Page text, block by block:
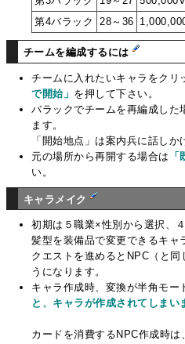
第4バラック
28～36
チームを編成するには
チームに入れたいキャラをクリ
で開始」 を押して下さい。
バラックでチームを再編成した
ます。
「開始地点」は案内兵に話しか
元の場所から再開する場合は
い。
キャラメイク
初期は５職業×性別から選択、
髪型を装備品で変更できるキャ
クエストを進めるとNPC（と
うになります。
キャラ作成時、変換が半角モー
と、キャラが作成されてしまい
カードを消費するNPC作成時